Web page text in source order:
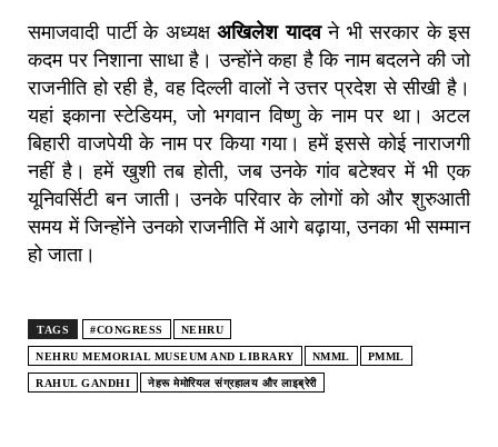
समाजवादी पार्टी के अध्यक्ष अखिलेश यादवने भी सरकार के इस
कदम पर निशाना साधा है। उन्होंने कहा है कि नाम बदलने की जो
राजनीति हो रही है, वह दिल्ली वालों ने उत्तर प्रदेश से सीखी है।
यहां इकाना स्टेडियम, जो भगवान विष्णु के नाम पर था। अटल
बिहारी वाजपेयी के नाम पर किया गया। हमें इससे कोई नाराजगी
नहीं है। हमें खुशी तब होती, जब उनके गांव बटेश्वर में भी एक
यूनिवर्सिटी बन जाती। उनके परिवार के लोगों को और शुरुआती
समय में जिन्होंने उनको राजनीति में आगे बढ़ाया, उनका भी सम्मान
हो जाता।
TAGS #CONGRESS NEHRU
NEHRU MEMORIAL MUSEUM AND LIBRARY NMML PMML
RAHUL GANDHI नेहरू मेमोरियल संग्रहालय और लाइब्रेरी